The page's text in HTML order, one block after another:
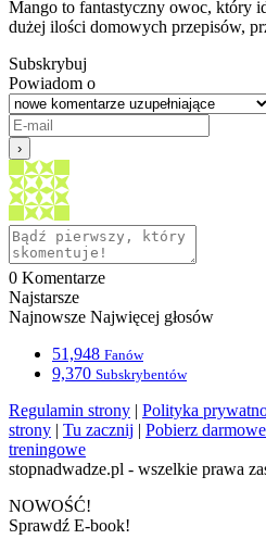
Mango to fantastyczny owoc, który
dużej ilości domowych przepisów,
Subskrybuj
Powiadom o
0 Komentarze
Najstarsze
Najnowsze Najwięcej głosów
51,948 Fanów
9,370 Subskrybentów
Regulamin strony | Polityka
strony | Tu zacznij | Pobierz
treningowe
stopnadwadze.pl - wszelkie prawa
NOWOŚĆ!
Sprawdź E-book!